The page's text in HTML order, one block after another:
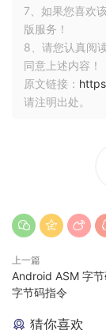
7、如果您喜欢
版服务！
8、请您认真阅
同意上述内容！
原文链接：
请注明出处。
上一篇
Android ASM 字
字节码指令
猜你喜欢